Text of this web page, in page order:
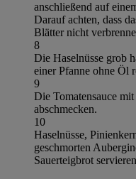
anschließend auf
Darauf achten, dass
Blätter nicht
8
Die Haselnüsse grob
einer Pfanne ohne Öl
9
Die Tomatensauce
abschmecken.
10
Haselnüsse,
geschmorten
Sauerteigbrot